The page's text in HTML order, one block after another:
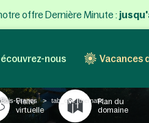
offre Dernière Minute :
nous Vacances
Francs tab_cpe_thematic_
Visite
virtuelle
Plan du
domaine